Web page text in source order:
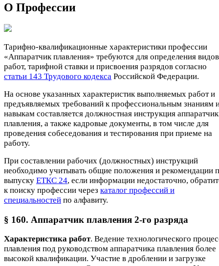
О Профеcсии
Тарифно-квалификационные характеристики профессии
«Аппаратчик плавления» требуются для определения видов
работ, тарифной ставки и присвоения разрядов согласно
статьи 143 Трудового кодекса Российской Федерации.
На основе указанных характеристик выполняемых работ и
предъявляемых требований к профессиональным знаниям
навыкам составляется должностная инструкция аппаратчик
плавления, а также кадровые документы, в том числе для
проведения собеседования и тестирования при приеме на
работу.
При составлении рабочих (должностных) инструкций
необходимо учитывать общие положения и рекомендации
выпуску ЕТКС 24, если информации недостаточно,
к поиску профессии через каталог профессий и
специальностей по алфавиту.
§ 160. Аппаратчик плавления 2-го разряда
Характеристика работ. Ведение технологического
плавления под руководством аппаратчика плавления более
высокой квалификации. Участие в дроблении и загрузке